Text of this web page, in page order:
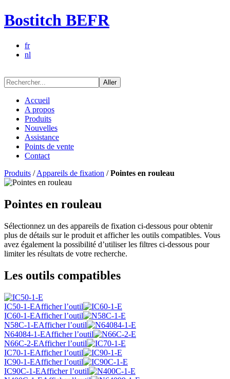
Bostitch BEFR
fr
nl
Aller
Accueil
A propos
Produits
Nouvelles
Assistance
Points de vente
Contact
Produits /Appareils de fixation /Pointes en rouleau
Pointes en rouleau
Sélectionnez un des appareils de fixation ci-dessous pour obtenir
plus de détails sur le produit et afficher les outils compatibles. Vous
avez également la possibilité d’utiliser les filtres ci-dessous pour
limiter les résultats de votre recherche.
Les outils compatibles
IC50-1-EAfficher l’outil
IC60-1-EAfficher l’outil
N58C-1-EAfficher l’outil
N64084-1-EAfficher l’outil
N66C-2-EAfficher l’outil
IC70-1-EAfficher l’outil
IC90-1-EAfficher l’outil
IC90C-1-EAfficher l’outil